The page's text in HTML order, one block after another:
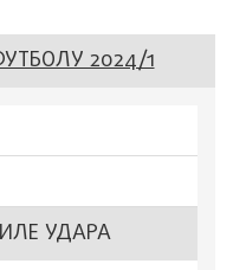
2024/1
УДАРА